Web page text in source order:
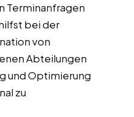
Terminanfragen
bei der
von
Abteilungen
und Optimierung
zu